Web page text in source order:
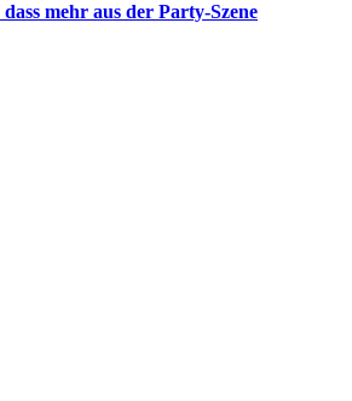
mehr aus der Party-Szene